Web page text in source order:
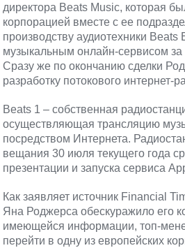
директора Beats Music, которая
корпорацией вместе с ее
производству аудиотехники Beats
музыкальным онлайн-сервисом
Сразу же по окончанию сделки
разработку потокового интернет-
Beats 1 – собственная
осуществляющая трансляцию
посредством Интернета.
вещания 30 июля текущего года
презентации и запуска сервиса
Как заявляет источник Financial
Яна Роджерса обескуражило его
имеющейся информации, топ-
перейти в одну из европейских